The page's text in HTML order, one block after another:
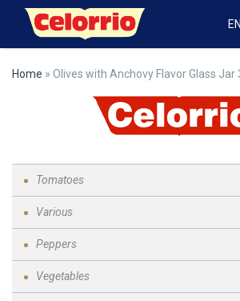
Skip to main content
Home » Olives with Anchovy Flavor Glass Jar
Tomatoes
Various
Peppers
Vegetables